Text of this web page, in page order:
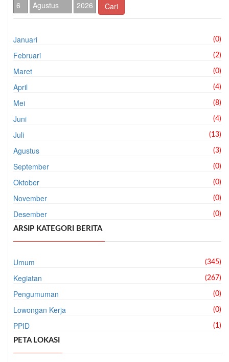
Cari
Januari (0)
Februari (2)
Maret (0)
April (4)
Mei (8)
Juni (4)
Juli (13)
Agustus (3)
September (0)
Oktober (0)
November (0)
Desember (0)
ARSIP KATEGORI BERITA
Umum (345)
Kegiatan (267)
Pengumuman (0)
Lowongan Kerja (0)
PPID (1)
PETA LOKASI